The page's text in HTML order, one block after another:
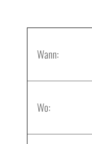
Wann:
Wo: